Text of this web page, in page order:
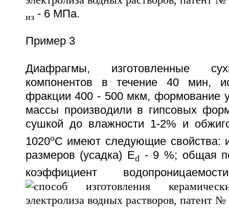
из- 6 МПа.
Пример 3
Диафрагмы, изготовленные
компонентов в течение 40 мин,
фракции 400 - 500 мкм, формование
массы производили в гипсовых
сушкой до влажности 1-2% и
1020oС имеют следующие свойства:
размеров (усадка) Ed - 9 %; общая
коэффициент